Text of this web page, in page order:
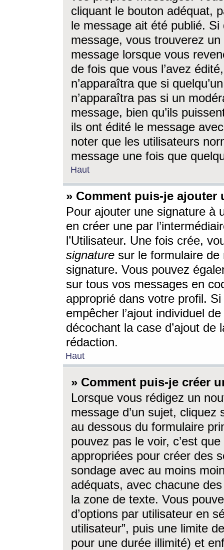
cliquant le bouton adéquat,
le message ait été publié. Si
message, vous trouverez
message lorsque vous
de fois que vous l’avez
n’apparaîtra que si
n’apparaîtra pas si un
message, bien qu’ils
ils ont édité le message
noter que les utilisateurs
message une fois que
Haut
» Comment puis-je ajouter
Pour ajouter une signature à
en créer une par
l’Utilisateur. Une fois crée,
signature sur le formulaire de
signature. Vous pouvez
sur tous vos messages en
approprié dans votre profil.
empêcher l’ajout individuel
décochant la case d’ajout
rédaction.
Haut
» Comment puis-je créer
Lorsque vous rédigez un
message d’un sujet, cliquez
au dessous du formulaire
pouvez pas le voir, c’est
appropriées pour créer des
sondage avec au moins
adéquats, avec chacune
la zone de texte. Vous
d’options par utilisateur en
utilisateur”, puis une limite
pour une durée illimité) et